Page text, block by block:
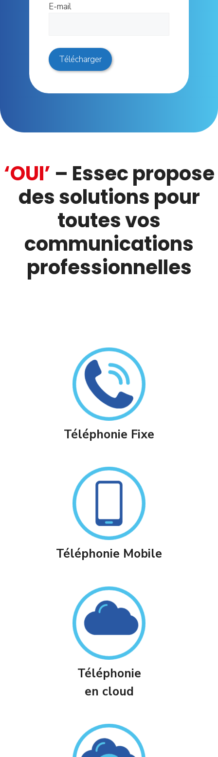
E-mail
‘OUI’ – Essec propose
des solutions pour
toutes vos
communications
professionnelles
TÉléphonie Fixe
Téléphonie Mobile
Téléphonie
en cloud